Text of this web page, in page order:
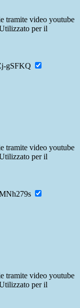
tramite video youtube
per il
gSFKQ
tramite video youtube
per il
tramite video youtube
per il